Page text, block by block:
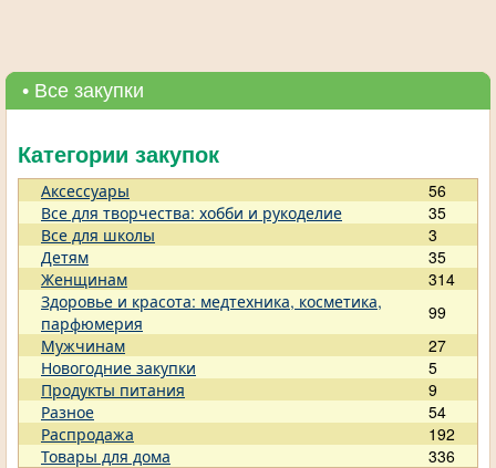
• Все закупки
Категории закупок
Аксессуары
56
Все для творчества: хобби и рукоделие
35
Все для школы
3
Детям
35
Женщинам
314
Здоровье и красота: медтехника, косметика,
парфюмерия
99
Мужчинам
27
Новогодние закупки
5
Продукты питания
9
Разное
54
Распродажа
192
Товары для дома
336